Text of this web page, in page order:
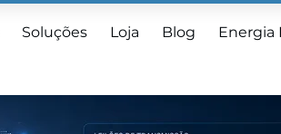
Soluções Loja Blog Energia